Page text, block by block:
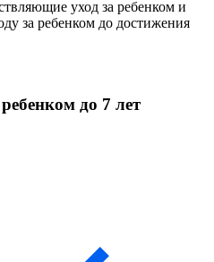
уход за ребенком и
за ребенком до достижения
до 7 лет